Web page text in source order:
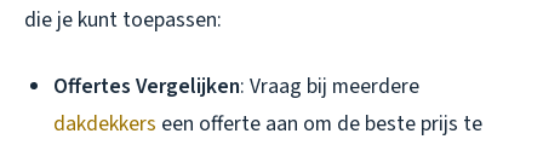
die je kunt toepassen:
Offertes Vergelijken: Vraag bij meerdere
dakdekkers een offerte aan om de beste prijs te